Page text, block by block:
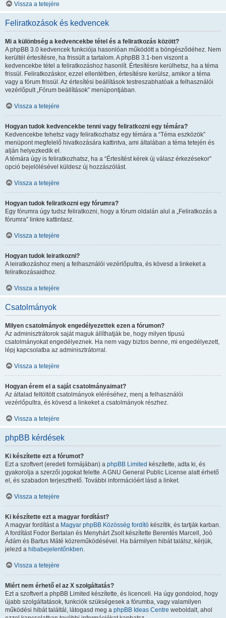
Vissza a tetejére
Feliratkozások és kedvencek
Mi a különbség a kedvencekbe tétel és a feliratkozás között?
A phpBB 3.0 kedvencek funkciója hasonlóan működött a böngésződéhez. Nem
kerültél értesítésre, ha frissült a tartalom. A phpBB 3.1-ben viszont a
kedvencekbe tétel a feliratkozáshoz hasonlít. Értesítésre kerülhetsz, ha a téma
frissül. Feliratkozáskor, ezzel ellentétben, értesítésre kerülsz, amikor a téma
vagy a fórum frissül. Az értesítési beállítások testreszabhatóak a felhasználói
vezérlőpult „Fórum beállítások” menüpontjában.
Vissza a tetejére
Hogyan tudok kedvencekbe tenni vagy feliratkozni egy témára?
Kedvencekbe tehetsz vagy feliratkozhatsz egy témára a “Téma eszközök”
menüpont megfelelő hivatkozására kattintva, ami általában a téma tetején és
alján helyezkedik el.
A témára úgy is feliratkozhatsz, ha a “Értesítést kérek új válasz érkezésekor”
opció bejelölésével küldesz új hozzászólást.
Vissza a tetejére
Hogyan tudok feliratkozni egy fórumra?
Egy fórumra úgy tudsz feliratkozni, hogy a fórum oldalán alul a „Feliratkozás a
fórumra” linkre kattintasz.
Vissza a tetejére
Hogyan tudok leiratkozni?
A leiratkozáshoz menj a felhasználói vezérlőpultra, és kövesd a linkeket a
feliratkozásaidhoz.
Vissza a tetejére
Csatolmányok
Milyen csatolmányok engedélyezettek ezen a fórumon?
Az adminisztrátorok saját maguk állíthatják be, hogy milyen típusú
csatolmányokat engedélyeznek. Ha nem vagy biztos benne, mi engedélyezett,
lépj kapcsolatba az adminisztrátorral.
Vissza a tetejére
Hogyan érem el a saját csatolmányaimat?
Az általad feltöltött csatolmányok eléréséhez, menj a felhasználói
vezérlőpultra, és kövesd a linkeket a csatolmányok részhez.
Vissza a tetejére
phpBB kérdések
Ki készítette ezt a fórumot?
Ezt a szoftvert (eredeti formájában) a phpBB Limited készítette, adta ki, és
gyakorolja a szerzői jogokat felette. A GNU General Public License alatt érhető
el, és szabadon terjeszthető. További információért lásd a linket.
Vissza a tetejére
Ki készítette ezt a magyar fordítást?
A magyar fordítást a Magyar phpBB Közösség fordító készítik, és tartják karban.
A fordítást Fodor Bertalan és Menyhárt Zsolt készítette Berentés Marcell, Joó
Ádám és Bartus Máté közreműködésével. Ha bármilyen hibát találsz, kérjük,
jelezd a hibabejelentőnkben.
Vissza a tetejére
Miért nem érhető el az X szolgáltatás?
Ezt a szoftvert a phpBB Limited készítette, és licenceli. Ha úgy gondolod, hogy
újabb szolgáltatások, funkciók szükségesek a fórumba, vagy valamilyen
működési hibát találtál, látogasd meg a phpBB Ideas Centre weboldalt, ahol